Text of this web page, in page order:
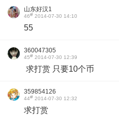
山东好汉1
46# 2014-07-30 14:10
55
360047305
45# 2014-07-30 12:39
求打赏 只要10个币
359854126
44# 2014-07-30 12:32
求打赏